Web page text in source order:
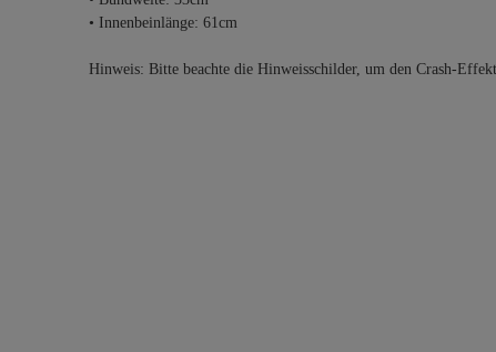
• Innenbeinlänge: 61cm
Hinweis: Bitte beachte die Hinweisschilder, um den Crash-